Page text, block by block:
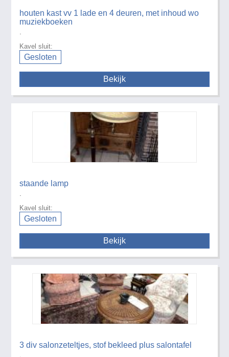
houten kast vv 1 lade en 4 deuren, met inhoud wo
muziekboeken
Kavel sluit:
Gesloten
Bekijk
staande lamp
Kavel sluit:
Gesloten
Bekijk
3 div salonzeteltjes, stof bekleed plus salontafel